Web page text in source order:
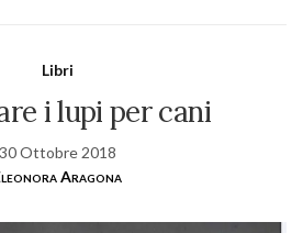
Libri
i lupi per cani
30 Ottobre 2018
Aragona